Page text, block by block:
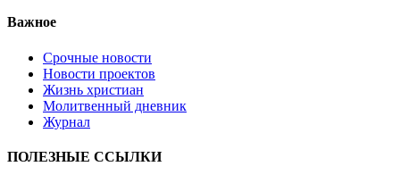
Важное
Срочные новости
Новости проектов
Жизнь христиан
Молитвенный дневник
Журнал
ПОЛЕЗНЫЕ ССЫЛКИ